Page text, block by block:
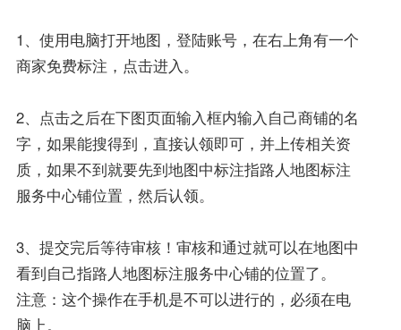
1、使用电脑打开地图，登陆账号，在右上角有一个
商家免费标注，点击进入。
2、点击之后在下图页面输入框内输入自己商铺的名
字，如果能搜得到，直接认领即可，并上传相关资
质，如果不到就要先到地图中标注指路人地图标注
服务中心铺位置，然后认领。
3、提交完后等待审核！审核和通过就可以在地图中
看到自己指路人地图标注服务中心铺的位置了。
注意：这个操作在手机是不可以进行的，必须在电
脑上。